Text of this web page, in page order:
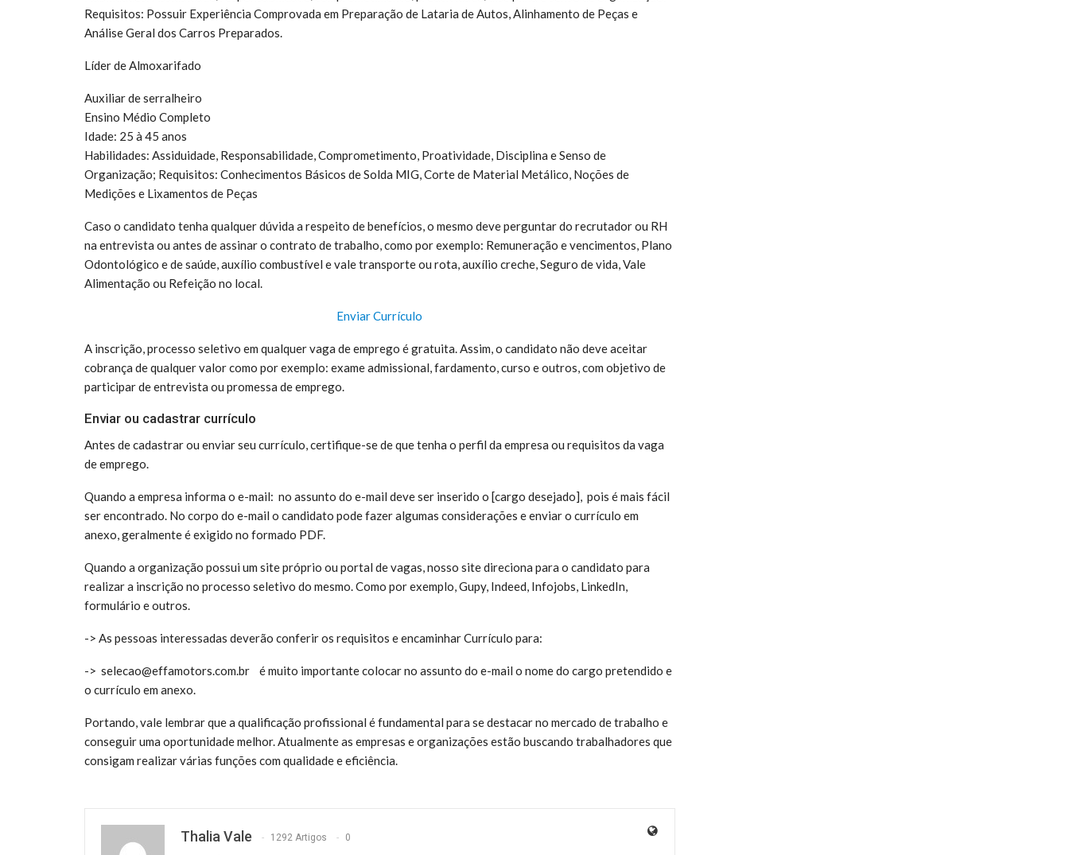
Requisitos: Possuir Experiência Comprovada em Preparação de Lataria de Autos, Alinhamento de Peças e
Análise Geral dos Carros Preparados.
Líder de Almoxarifado
Auxiliar de serralheiro
Ensino Médio Completo
Idade: 25 à 45 anos
Habilidades: Assiduidade, Responsabilidade, Comprometimento, Proatividade, Disciplina e Senso de
Organização; Requisitos: Conhecimentos Básicos de Solda MIG, Corte de Material Metálico, Noções de
Medições e Lixamentos de Peças
Caso o candidato tenha qualquer dúvida a respeito de benefícios, o mesmo deve perguntar do recrutador ou RH
na entrevista ou antes de assinar o contrato de trabalho, como por exemplo: Remuneração e vencimentos, Plano
Odontológico e de saúde, auxílio combustível e vale transporte ou rota, auxílio creche, Seguro de vida, Vale
Alimentação ou Refeição no local.
Enviar Currículo
A inscrição, processo seletivo em qualquer vaga de emprego é gratuita. Assim, o candidato não deve aceitar
cobrança de qualquer valor como por exemplo: exame admissional, fardamento, curso e outros, com objetivo de
participar de entrevista ou promessa de emprego.
Enviar ou cadastrar currículo
Antes de cadastrar ou enviar seu currículo, certifique-se de que tenha o perfil da empresa ou requisitos da vaga
de emprego.
Quando a empresa informa o e-mail: no assunto do e-mail deve ser inserido o [cargo desejado], pois é mais fácil
ser encontrado. No corpo do e-mail o candidato pode fazer algumas considerações e enviar o currículo em
anexo, geralmente é exigido no formado PDF.
Quando a organização possui um site próprio ou portal de vagas, nosso site direciona para o candidato para
realizar a inscrição no processo seletivo do mesmo. Como por exemplo, Gupy, Indeed, Infojobs, LinkedIn,
formulário e outros.
-> As pessoas interessadas deverão conferir os requisitos e encaminhar Currículo para:
-> selecao@effamotors.com.br é muito importante colocar no assunto do e-mail o nome do cargo pretendido e
o currículo em anexo.
Portando, vale lembrar que a qualificação profissional é fundamental para se destacar no mercado de trabalho e
conseguir uma oportunidade melhor. Atualmente as empresas e organizações estão buscando trabalhadores que
consigam realizar várias funções com qualidade e eficiência.
Thalia Vale 1292 Artigos 0